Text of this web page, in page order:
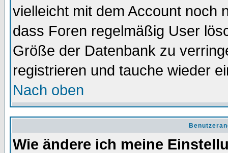
vielleicht mit dem Account noch
dass Foren regelmäßig User
Größe der Datenbank zu
registrieren und tauche wieder
Nach oben
Wie ändere ich meine